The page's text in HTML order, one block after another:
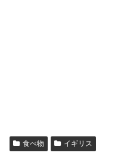
食べ物 イギリス